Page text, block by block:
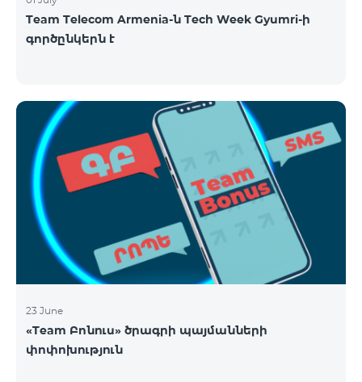
Team Telecom Armenia-ն Tech Week Gyumri-ի
գործընկերն է
23 June
«Team Բոնուս» ծրագրի պայմանների
փոփոխություն